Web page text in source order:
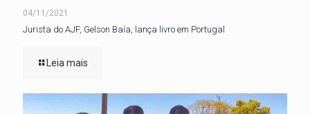
04/11/2021
Jurista do AJF, Gelson Baía, lança livro em Portugal
Leia mais